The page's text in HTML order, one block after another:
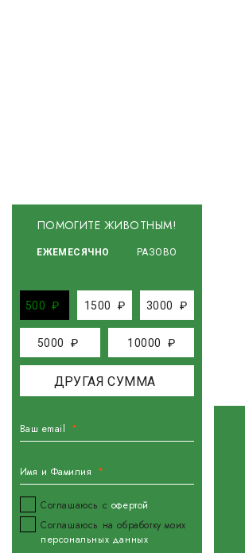
ПОМОГИТЕ ЖИВОТНЫМ!
ЕЖЕМЕСЯЧНО РАЗОВО
500 ₽ 1500 ₽ 3000 ₽
5000 ₽ 10000 ₽
Ваш email
Имя и Фамилия
Соглашаюсь с офертой
Соглашаюсь на обработку моих
персональных данных